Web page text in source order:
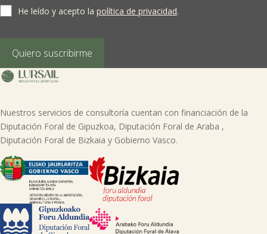
terceros salvo obligación legal. Cualquier persona tiene derecho a solicitar el
acceso, rectificación, supresión, limitación del tratamiento, oposición o
lursail@lursailkoop.eus. Puede obtener información adicional en nuestra
página web.
He leído y acepto la política de privacidad.
Quiero suscribirme
Nuestros servicios de consultoría cuentan con financiación de la
Diputación Foral de Gipuzkoa, Diputación Foral de Araba ,
Diputación Foral de Bizkaia y Gobierno Vasco.